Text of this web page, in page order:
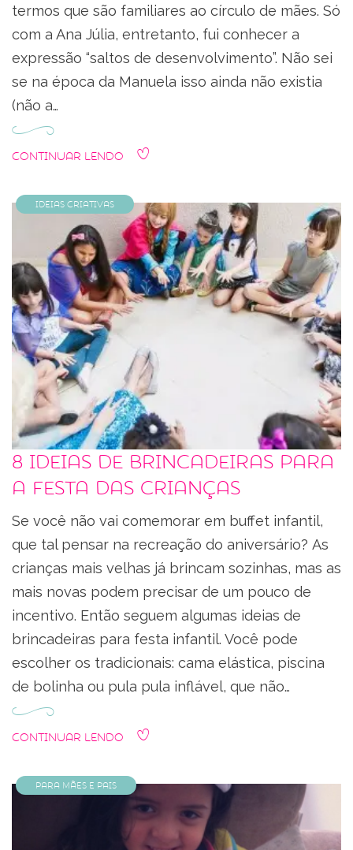
termos que são familiares ao círculo de mães. Só
com a Ana Júlia, entretanto, fui conhecer a
expressão “saltos de desenvolvimento”. Não sei
se na época da Manuela isso ainda não existia
(não a…
Continuar Lendo
Ideias Criativas
8 ideias de brincadeiras para
a festa das crianças
Se você não vai comemorar em buffet infantil,
que tal pensar na recreação do aniversário? As
crianças mais velhas já brincam sozinhas, mas as
mais novas podem precisar de um pouco de
incentivo. Então seguem algumas ideias de
brincadeiras para festa infantil. Você pode
escolher os tradicionais: cama elástica, piscina
de bolinha ou pula pula inflável, que não…
Continuar Lendo
Para Mães e Pais